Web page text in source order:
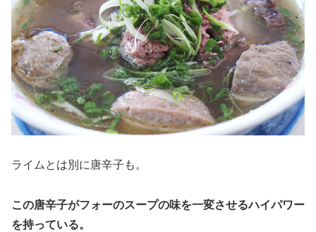
ライムとは別に唐辛子も。
この唐辛子がフォーのスープの味を一変させるハイパワー
を持っている。